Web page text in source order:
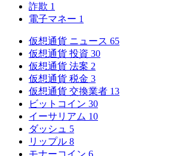
詐欺 1
電子マネー 1
仮想通貨 ニュース 65
仮想通貨 投資 30
仮想通貨 法案 2
仮想通貨 税金 3
仮想通貨 交換業者 13
ビットコイン 30
イーサリアム 10
ダッシュ 5
リップル 8
モナーコイン 6